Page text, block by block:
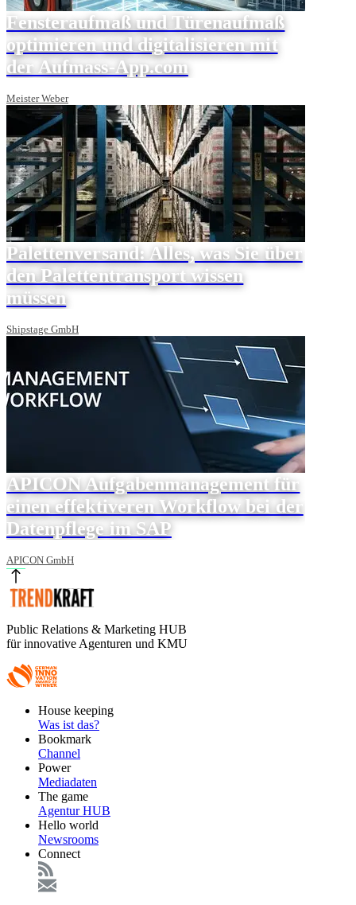
Fensteraufmaß und Türenaufmaß
optimieren und digitalisieren mit
der Aufmass-App.com
Meister Weber
Palettenversand: Alles, was Sie über
den Palettentransport wissen
müssen
Shipstage GmbH
APICON Aufgabenmanagement für
einen effektiveren Workflow bei der
Datenpflege im SAP
APICON GmbH
Public Relations & Marketing HUB
für innovative Agenturen und KMU
FooterHouse keeping
Was ist das?
Bookmark
Channel
Power
Mediadaten
The game
Agentur HUB
Hello world
Newsrooms
Connect